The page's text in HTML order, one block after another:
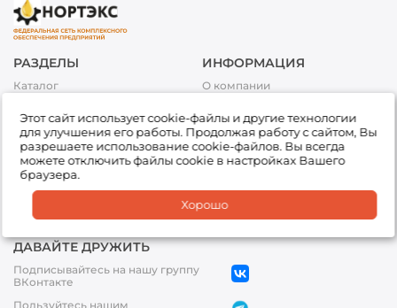
РАЗДЕЛЫ
Каталог
Топливо
Сервис
Подбор товара
Доставка
Офисы
ИНФОРМАЦИЯ
О компании
Условия доставки и возврата
товара
Обработка персональных
данных
ДАВАЙТЕ ДРУЖИТЬ
Подписывайтесь на нашу группу
ВКонтакте
Пользуйтесь нашим
Этот сайт использует cookie-файлы и другие технологии
для улучшения его работы. Продолжая работу с сайтом, Вы
разрешаете использование cookie-файлов. Вы всегда
можете отключить файлы cookie в настройках Вашего
браузера.
Хорошо